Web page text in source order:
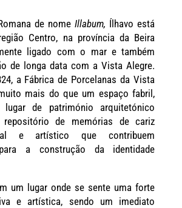
de nomeIllabum, Ílhavo está
Centro, na província da Beira
ligado com o mar e também
de longa data com a Vista Alegre.
a Fábrica de Porcelanas da Vista
mais do que um espaço fabril,
de património arquitetónico
de memórias de cariz
e artístico que contribuem
a construção da identidade
um lugar onde se sente uma forte
e artística, sendo um imediato